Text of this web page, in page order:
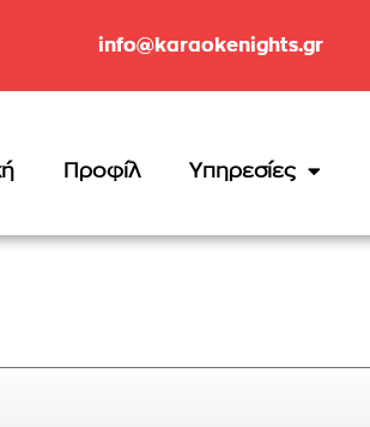
info@karaokenights.gr
Προφίλ Υπηρεσίες